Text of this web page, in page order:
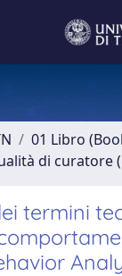
01 Libro
di curatore
termini